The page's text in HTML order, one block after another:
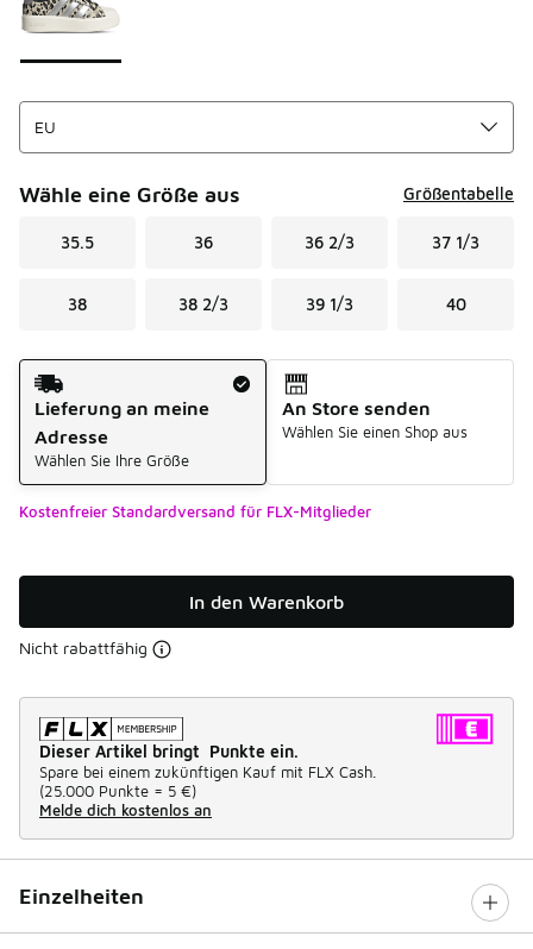
Wähle eine Größe aus Größentabelle
35.5 36 36 2/3 37 1/3
38 38 2/3 39 1/3 40
Versandart
Lieferung an meine
Adresse
Wählen Sie Ihre Größe
An Store senden
Wählen Sie einen Shop aus
Kostenfreier Standardversand für FLX-Mitglieder
In den Warenkorb
Nicht rabattfähig
Dieser Artikel bringt Punkte ein.
Spare bei einem zukünftigen Kauf mit FLX Cash.
(25.000 Punkte = 5 €)
Melde dich kostenlos an
Einzelheiten